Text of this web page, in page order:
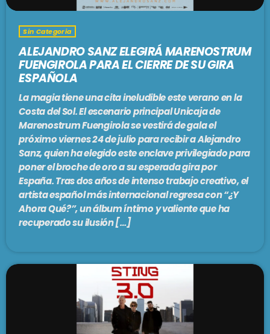
7:00 am - 8:00 am
VARIETÉ
8:00 am - 9:00 am
Sin Categoria
ALEJANDRO SANZ ELEGIRÁ MARENOSTRUM
FUENGIROLA PARA EL CIERRE DE SU GIRA
ESPAÑOLA
La magia tiene una cita ineludible este verano en la
Costa del Sol. El escenario principal Unicaja de
Marenostrum Fuengirola se vestirá de gala el
próximo viernes 24 de julio para recibir a Alejandro
Sanz, quien ha elegido este enclave privilegiado para
poner el broche de oro a su esperada gira por
España. Tras dos años de intenso trabajo creativo, el
artista español más internacional regresa con “¿Y
Ahora Qué?”, un álbum íntimo y valiente que ha
recuperado su ilusión […]